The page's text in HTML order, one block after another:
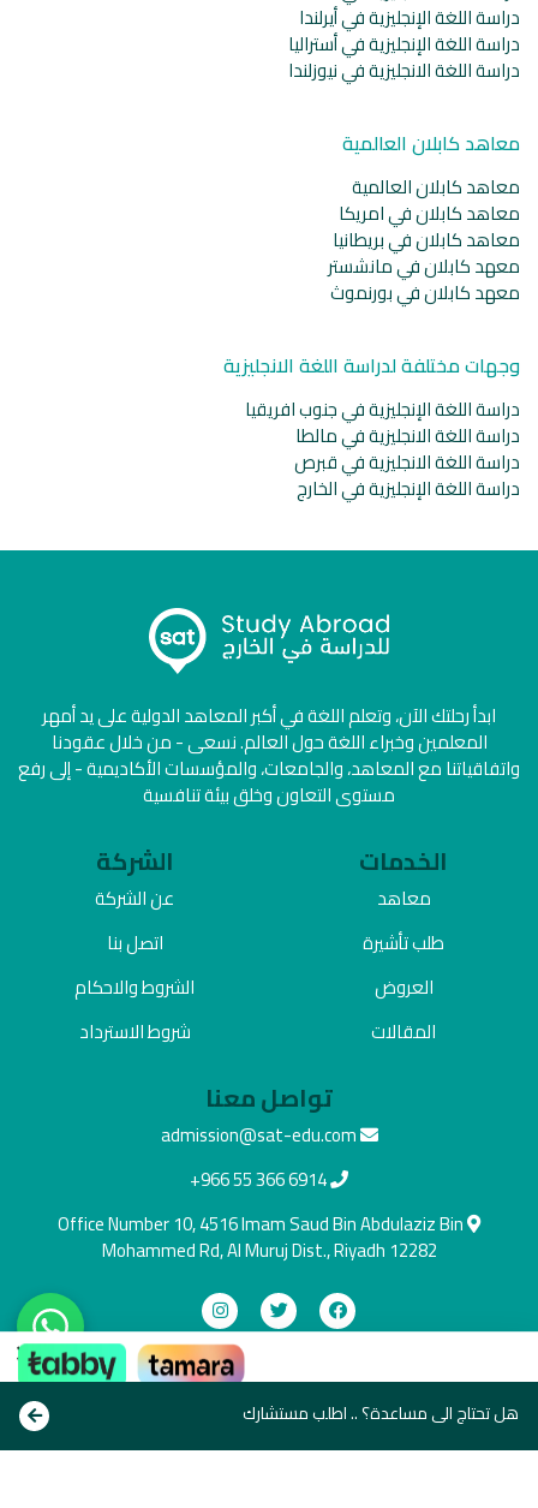
دراسة اللغة الإنجليزية في أيرلندا
دراسة اللغة الإنجليزية في أستراليا
دراسة اللغة الانجليزية في نيوزلندا
معاهد كابلان العالمية
معاهد كابلان العالمية
معاهد كابلان في امريكا
معاهد كابلان في بريطانيا
معهد كابلان في مانشستر
معهد كابلان في بورنموث
وجهات مختلفة لدراسة اللغة الانجليزية
دراسة اللغة الإنجليزية في جنوب افريقيا
دراسة اللغة الانجليزية في مالطا
دراسة اللغة الانجليزية في قبرص
دراسة اللغة الإنجليزية في الخارج
ابدأ رحلتك الآن، وتعلم اللغة في أكبر المعاهد الدولية على يد أمهر
المعلمين وخبراء اللغة حول العالم. نسعى - من خلال عقودنا
واتفاقياتنا مع المعاهد، والجامعات، والمؤسسات الأكاديمية - إلى رفع
مستوى التعاون وخلق بيئة تنافسية
الخدمات
معاهد
طلب تأشيرة
العروض
المقالات
الشركة
عن الشركة
اتصل بنا
الشروط والاحكام
شروط الاسترداد
تواصل معنا
admission@sat-edu.com
+966 55 366 6914
Office Number 10, 4516 Imam Saud Bin Abdulaziz Bin
Mohammed Rd, Al Muruj Dist., Riyadh 12282
دفع آمن
هل تحتاج الى مساعدة؟ .. اطلب مستشارك
×